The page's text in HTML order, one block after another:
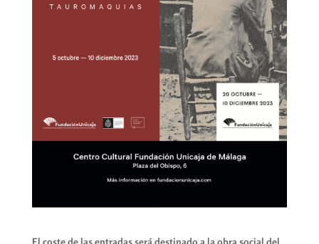
El coste de las entradas será destinado a la obra social del